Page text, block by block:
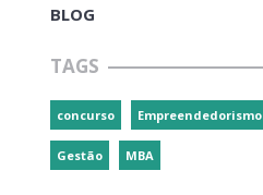
BLOG
TAGS
concurso Empreendedorismo
Gestão MBA